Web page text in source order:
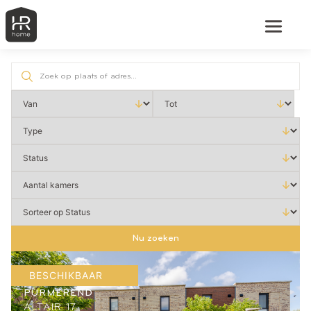
Nu zoeken
BESCHIKBAAR
PURMEREND
ALTAIR 17